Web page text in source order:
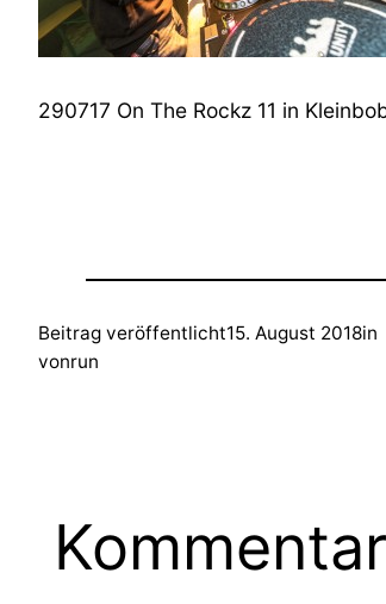
290717 On The Rockz 11 in
Beitrag veröffentlicht15. August 2018in
vonrun